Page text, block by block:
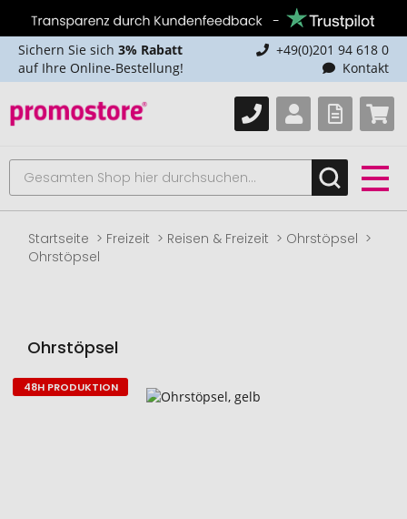
Sichern Sie sich 3% Rabatt
auf Ihre Online-Bestellung!
+49(0)201 94 618 0
Kontakt
Startseite Freizeit Reisen & Freizeit
Ohrstöpsel
Ohrstöpsel
Ohrstöpsel
Zum
48H PRODUKTION